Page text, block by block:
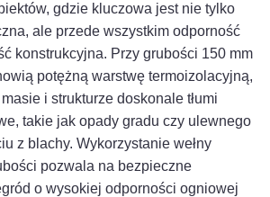
gdzie kluczowa jest nie tylko
ale przede wszystkim odporność
konstrukcyjna. Przy grubości 150 mm
potężną warstwę termoizolacyjną,
i strukturze doskonale tłumi
takie jak opady gradu czy ulewnego
z blachy. Wykorzystanie wełny
pozwala na bezpieczne
o wysokiej odporności ogniowej